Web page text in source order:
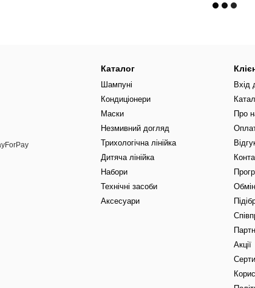
Каталог
Шампуні
Кондиціонери
Маски
Незмивний догляд
Трихологічна лінійка
Дитяча лінійка
Набори
Технічні засоби
Аксесуари
Вхід
Про
Акції